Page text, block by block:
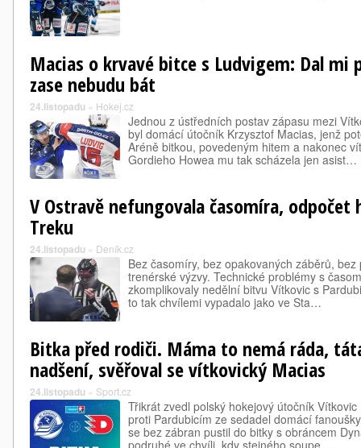
Macias o krvavé bitce s Ludvigem: Dal mi
zase nebudu bát
24.listopadu » Hokej.cz
Jednou z ústředních postav zápasu mezi
byl domácí útočník Krzysztof Macias, jenž
Aréně bitkou, povedeným hitem a nakonec
Gordieho Howea mu tak scházela jen asist…
V Ostravě nefungovala časomíra, odpočet
Treku
24.listopadu » Deník.cz
Bez časomíry, bez opakovaných záběrů,
trenérské výzvy. Technické problémy s
zkomplikovaly nedělní bitvu Vítkovic s
to tak chvílemi vypadalo jako ve Sta…
Bitka před rodiči. Máma to nemá ráda,
nadšení, svěřoval se vítkovický Macias
24.listopadu » Sport.cz
Třikrát zvedl polský hokejový útočník
proti Pardubicím ze sedadel domácí
se bez zábran pustil do bitky s obráncem
podruhé ve chvíli, kdy stejného soupe…